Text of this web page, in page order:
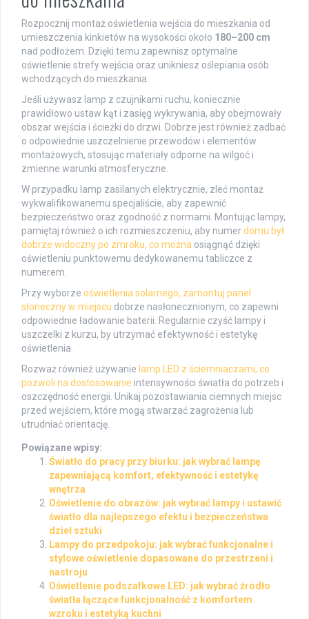
Rozpocznij montaż oświetlenia wejścia do mieszkania od
umieszczenia kinkietów na wysokości około 180–200 cm
nad podłożem. Dzięki temu zapewnisz optymalne
oświetlenie strefy wejścia oraz unikniesz oślepiania osób
wchodzących do mieszkania.
Jeśli używasz lamp z czujnikami ruchu, koniecznie
prawidłowo ustaw kąt i zasięg wykrywania, aby obejmowały
obszar wejścia i ścieżki do drzwi. Dobrze jest również zadbać
o odpowiednie uszczelnienie przewodów i elementów
montażowych, stosując materiały odporne na wilgoć i
zmienne warunki atmosferyczne.
W przypadku lamp zasilanych elektrycznie, zleć montaż
wykwalifikowanemu specjaliście, aby zapewnić
bezpieczeństwo oraz zgodność z normami. Montując lampy,
pamiętaj również o ich rozmieszczeniu, aby numerdomu był
dobrze widoczny po zmroku, co można osiągnąć dzięki
oświetleniu punktowemu dedykowanemu tabliczce z
numerem.
Przy wyborze oświetlenia solarnego, zamontuj panel
słoneczny w miejscu dobrze nasłonecznionym, co zapewni
odpowiednie ładowanie baterii. Regularnie czyść lampy i
uszczelki z kurzu, by utrzymać efektywność i estetykę
oświetlenia.
Rozważ również używanie lamp LED z ściemniaczami, co
pozwoli na dostosowanie intensywności światła do potrzeb i
oszczędność energii. Unikaj pozostawiania ciemnych miejsc
przed wejściem, które mogą stwarzać zagrożenia lub
utrudniać orientację.
Powiązane wpisy:
Światło do pracy przy biurku: jak wybrać lampę
zapewniającą komfort, efektywność i estetykę
wnętrza
Oświetlenie do obrazów: jak wybrać lampy i ustawić
światło dla najlepszego efektu i bezpieczeństwa
dzieł sztuki
Lampy do przedpokoju: jak wybrać funkcjonalne i
stylowe oświetlenie dopasowane do przestrzeni i
nastroju
Oświetlenie podszafkowe LED: jak wybrać źródło
światła łączące funkcjonalność z komfortem
wzroku i estetyką kuchni